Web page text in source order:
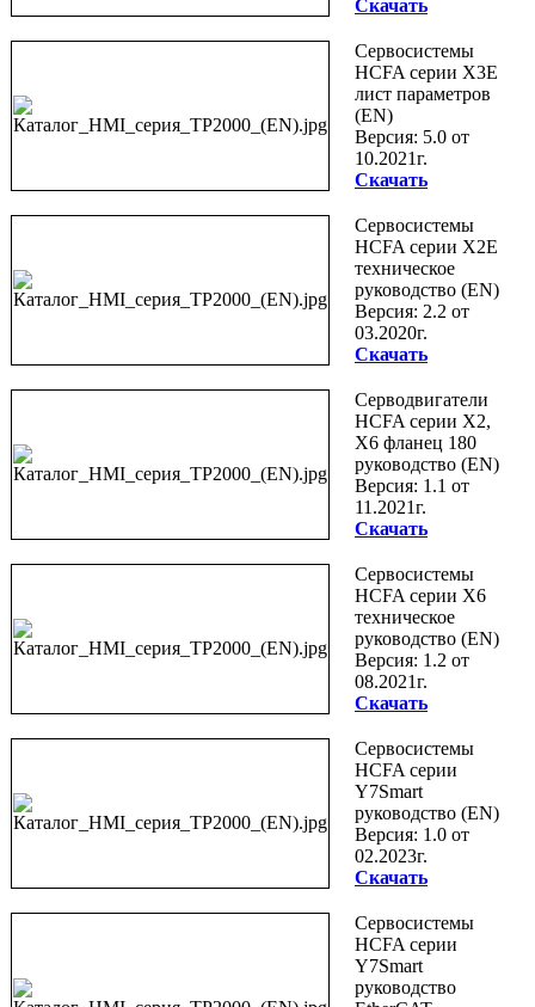
Скачать
Сервосистемы
HCFA серии X3E
лист параметров
(EN)
Версия: 5.0 от
10.2021г.
Скачать
Сервосистемы
HCFA серии X2E
техническое
руководство (EN)
Версия: 2.2 от
03.2020г.
Скачать
Серводвигатели
HCFA серии X2,
X6 фланец 180
руководство (EN)
Версия: 1.1 от
11.2021г.
Скачать
Сервосистемы
HCFA серии X6
техническое
руководство (EN)
Версия: 1.2 от
08.2021г.
Скачать
Сервосистемы
HCFA серии
Y7Smart
руководство (EN)
Версия: 1.0 от
02.2023г.
Скачать
Сервосистемы
HCFA серии
Y7Smart
руководство